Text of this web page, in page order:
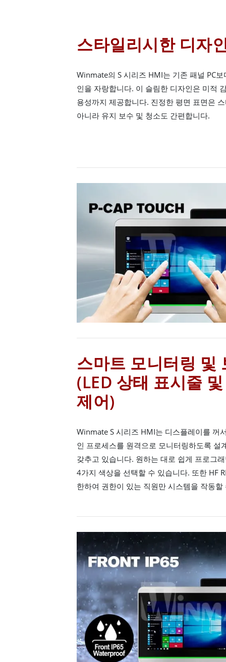
스타일리시한 디자
Winmate의 S 시리즈 HMI는 기존 패널 PC
인을 자랑합니다. 이 슬림한 디자인은 미적
용성까지 제공합니다. 진정한 평면 표면은
아니라 유지 보수 및 청소도 간편합니다.
스마트 모니터링 및
(LED 상태 표시줄
제어)
Winmate S 시리즈 HMI는 디스플레이를 꺼
인 프로세스를 원격으로 모니터링하도록 설
갖추고 있습니다. 원하는 대로 쉽게 프로그
4가지 색상을 선택할 수 있습니다. 또한 HF
한하여 권한이 있는 직원만 시스템을 작동할